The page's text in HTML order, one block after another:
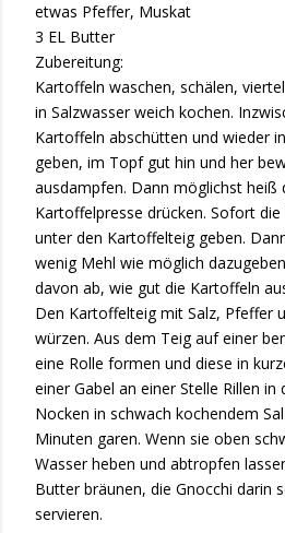
etwas Pfeffer, Muskat
3 EL Butter
Zubereitung:
Kartoffeln waschen, schälen,
in Salzwasser weich kochen.
Kartoffeln abschütten und wieder
geben, im Topf gut hin und her
ausdampfen. Dann möglichst heiß
Kartoffelpresse drücken. Sofort die
unter den Kartoffelteig geben.
wenig Mehl wie möglich
davon ab, wie gut die Kartoffeln
Den Kartoffelteig mit Salz, Pfeffer
würzen. Aus dem Teig auf einer
eine Rolle formen und diese in
einer Gabel an einer Stelle Rillen
Nocken in schwach kochendem
Minuten garen. Wenn sie oben
Wasser heben und abtropfen
Butter bräunen, die Gnocchi darin
servieren.